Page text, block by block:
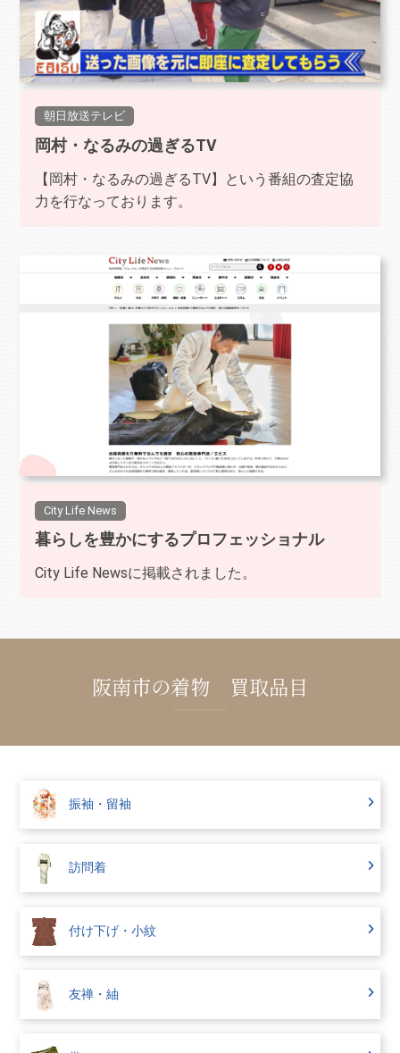
朝日放送テレビ
岡村・なるみの過ぎるTV
【岡村・なるみの過ぎるTV】という番組の査定協
力を行なっております。
City Life News
暮らしを豊かにするプロフェッショナル
City Life Newsに掲載されました。
阪南市の着物 買取品目
振袖・留袖
訪問着
付け下げ・小紋
友禅・紬